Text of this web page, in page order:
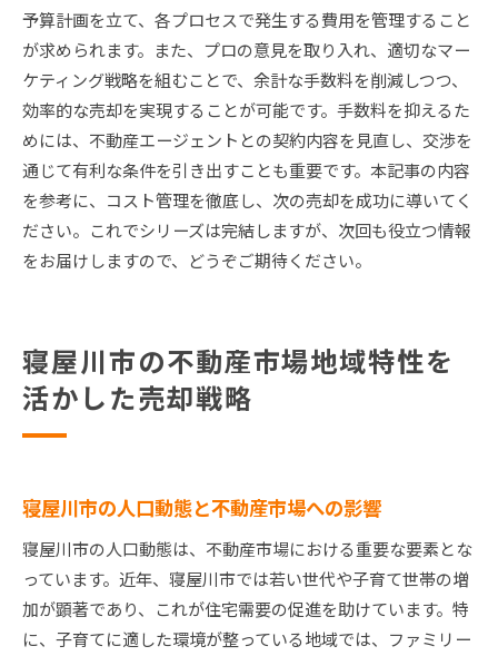
予算計画を立て、各プロセスで発生する費用を管理すること
が求められます。また、プロの意見を取り入れ、適切なマー
ケティング戦略を組むことで、余計な手数料を削減しつつ、
効率的な売却を実現することが可能です。手数料を抑えるた
めには、不動産エージェントとの契約内容を見直し、交渉を
通じて有利な条件を引き出すことも重要です。本記事の内容
を参考に、コスト管理を徹底し、次の売却を成功に導いてく
ださい。これでシリーズは完結しますが、次回も役立つ情報
をお届けしますので、どうぞご期待ください。
寝屋川市の不動産市場地域特性を
活かした売却戦略
寝屋川市の人口動態と不動産市場への影響
寝屋川市の人口動態は、不動産市場における重要な要素とな
っています。近年、寝屋川市では若い世代や子育て世帯の増
加が顕著であり、これが住宅需要の促進を助けています。特
に、子育てに適した環境が整っている地域では、ファミリー